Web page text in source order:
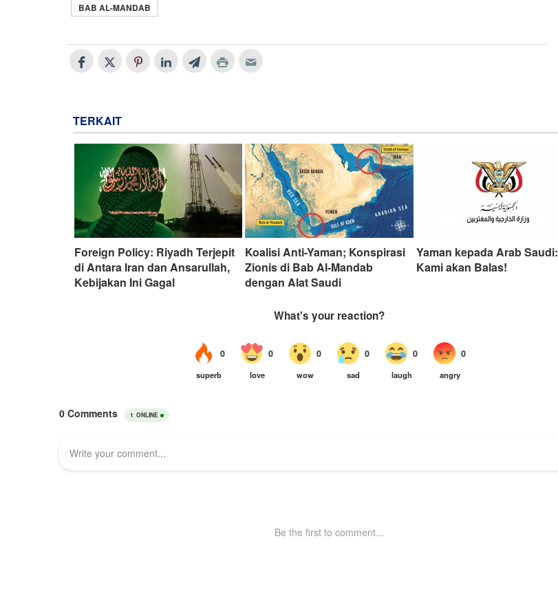
BAB AL-MANDAB
TERKAIT
Foreign Policy: Riyadh Terjepit
di Antara Iran dan Ansarullah,
Kebijakan Ini Gagal
Koalisi Anti-Yaman; Konspirasi
Zionis di Bab Al-Mandab
dengan Alat Saudi
Yaman kepada Arab Saudi:
Kami akan Balas!